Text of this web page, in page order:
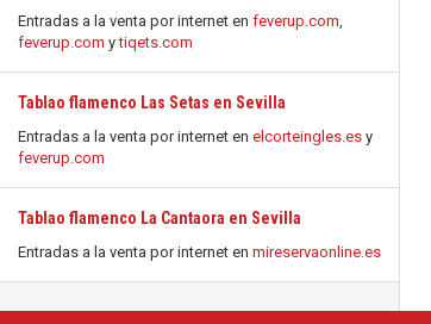
Entradas a la venta por internet en feverup.com,
feverup.com ytiqets.com
Tablao flamenco Las Setas en Sevilla
Entradas a la venta por internet en elcorteingles.es y
feverup.com
Tablao flamenco La Cantaora en Sevilla
Entradas a la venta por internet en mireservaonline.es